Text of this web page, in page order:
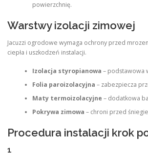
powierzchnię.
Warstwy izolacji zimowej
Jacuzzi ogrodowe wymaga ochrony przed
ciepła i uszkodzeń instalacji.
Izolacja styropianowa – podstawowa
Folia paroizolacyjna – zabezpiecza
Maty termoizolacyjne – dodatkowa
Pokrywa zimowa – chroni przed
Procedura instalacji krok
1